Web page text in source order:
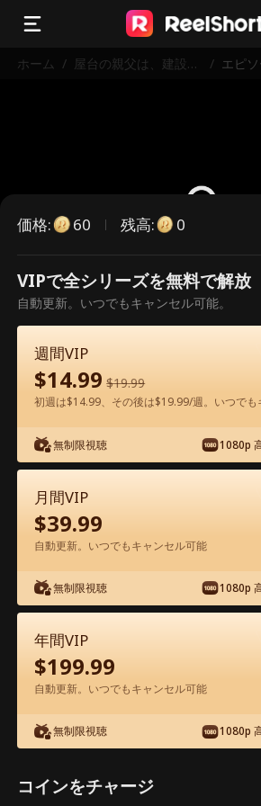
ホーム / 屋台の親父は、建設王
/ エピ
こちらは有料のエピソー
聴いただくには解放が
アプリ内で無料視聴
エピソード23 - 屋台の親
った 映画フル
ドラマ別名： 俺の父は業界の一番大物だっ
価格: 60 残高: 0
VIPで全シリーズを無料で解放
自動更新。いつでもキャンセル可能。
週間VIP
$14.99 $19.99
初週は$14.99、その後は$19.99/週。いつでも
無制限視聴 1080p
月間VIP
$39.99
自動更新。いつでもキャンセル可能
無制限視聴 1080p
年間VIP
$199.99
自動更新。いつでもキャンセル可能
無制限視聴 1080p
コインをチャージ